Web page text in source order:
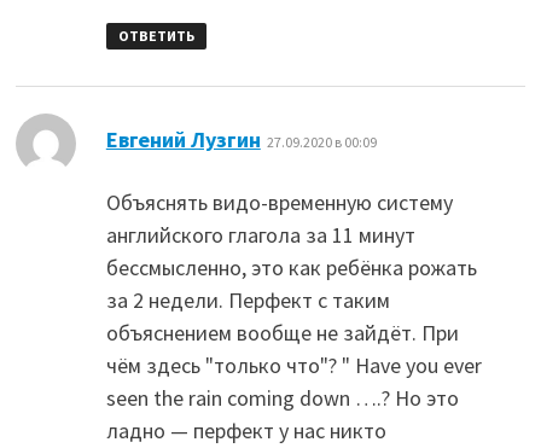
ОТВЕТИТЬ
Евгений Лузгин 27.09.2020 в 00:09
Объяснять видо-временную систему
английского глагола за 11 минут
бессмысленно, это как ребёнка рожать
за 2 недели. Перфект с таким
объяснением вообще не зайдёт. При
чём здесь "только что"? " Have you ever
seen the rain coming down ….? Но это
ладно — перфект у нас никто